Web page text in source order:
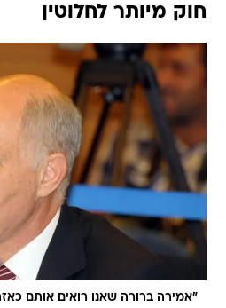
חוק מיותר לחלוטין
"אמירה ברורה שאנו רואים אותם